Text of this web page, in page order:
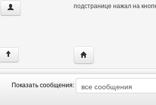
nano-world Посмотреть профиль
подстранице нажал на
↑ Посетить сайт
Показать сообщения: